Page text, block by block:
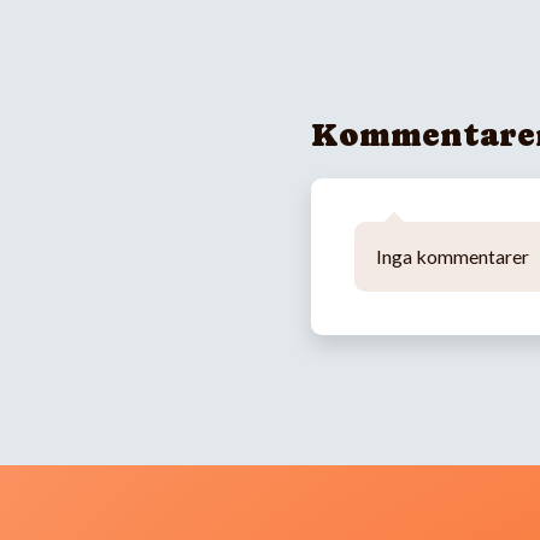
Inga kommentarer